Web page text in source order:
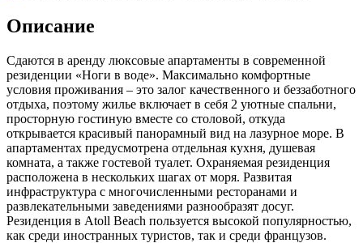
Описание
Сдаются в аренду люксовые апартаменты в современной
резиденции «Ноги в воде». Максимально комфортные
условия проживания – это залог качественного и беззаботного
отдыха, поэтому жилье включает в себя 2 уютные спальни,
просторную гостиную вместе со столовой, откуда
открывается красивый панорамный вид на лазурное море. В
апартаментах предусмотрена отдельная кухня, душевая
комната, а также гостевой туалет. Охраняемая резиденция
расположена в нескольких шагах от моря. Развитая
инфраструктура с многочисленными ресторанами и
развлекательными заведениями разнообразят досуг.
Резиденция в Atoll Beach пользуется высокой популярностью,
как среди иностранных туристов, так и среди французов.